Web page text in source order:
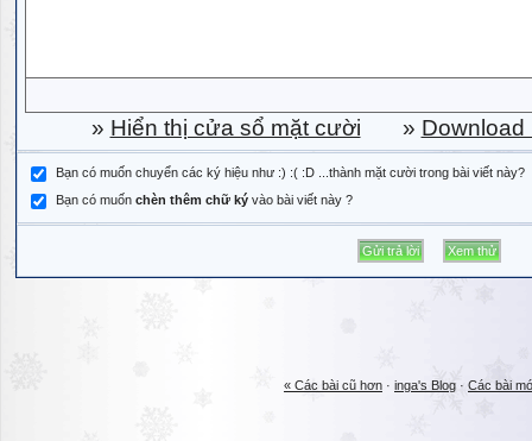
» Hiển thị cửa sổ mặt cười » Download
Bạn có muốn chuyển các ký hiệu như :) :( :D ...thành mặt cười trong bài viết này?
Bạn có muốn chèn thêm chữ ký vào bài viết này ?
« Các bài cũ hơn · inga's Blog · Các bài